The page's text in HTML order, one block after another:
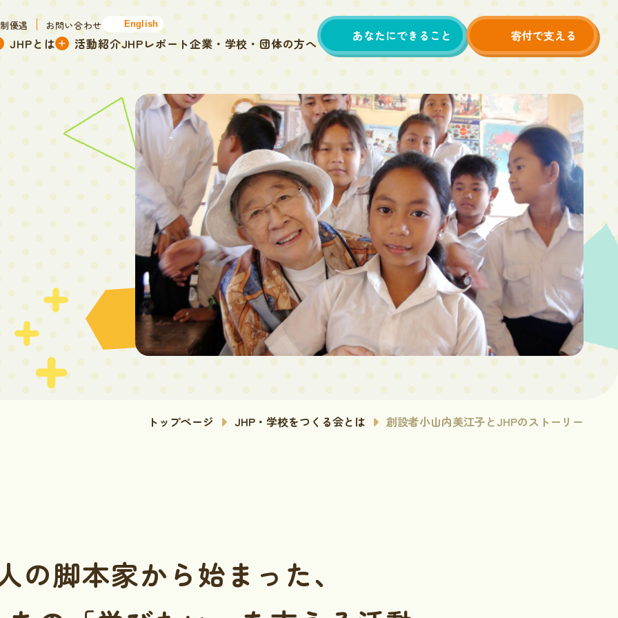
優遇 お問い合わせ English
JHPとは 活動紹介JHPレポート企業・学校・団体の方へ あなたにできること 寄付で支える
トップページ JHP・学校をつくる会とは 創設者小山内美江子とJHPのストーリー
の脚本家から始まった、